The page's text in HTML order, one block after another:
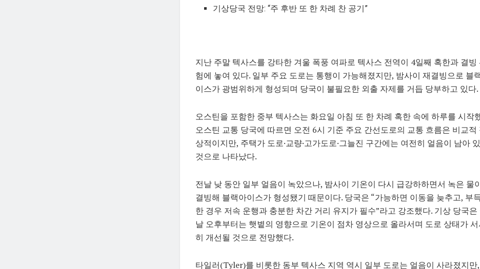
기상당국 전망: “주 후반 또 한 차례 찬 공기”
지난 주말 텍사스를 강타한 겨울 폭풍 여파로 텍사스 전역이 4일째 혹한과 결빙
험에 놓여 있다. 일부 주요 도로는 통행이 가능해졌지만, 밤사이 재결빙으로 블
이스가 광범위하게 형성되며 당국이 불필요한 외출 자제를 거듭 당부하고 있다.
오스틴을 포함한 중부 텍사스는 화요일 아침 또 한 차례 혹한 속에 하루를 시작
오스틴 교통 당국에 따르면 오전 6시 기준 주요 간선도로의 교통 흐름은 비교적
상적이지만, 주택가 도로·교량·고가도로·그늘진 구간에는 여전히 얼음이 남아
것으로 나타났다.
전날 낮 동안 일부 얼음이 녹았으나, 밤사이 기온이 다시 급강하하면서 녹은 물
결빙해 블랙아이스가 형성됐기 때문이다. 당국은 “가능하면 이동을 늦추고, 부
한 경우 저속 운행과 충분한 차간 거리 유지가 필수”라고 강조했다. 기상 당국은
날 오후부터는 햇볕의 영향으로 기온이 점차 영상으로 올라서며 도로 상태가 서
히 개선될 것으로 전망했다.
타일러(Tyler)를 비롯한 동부 텍사스 지역 역시 일부 도로는 얼음이 사라졌지만